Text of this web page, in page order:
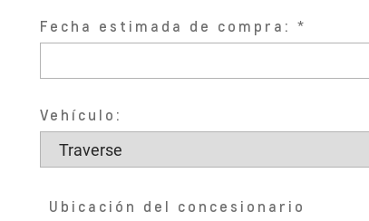
Fecha estimada de compra:
Vehículo:
Ubicación del concesionario